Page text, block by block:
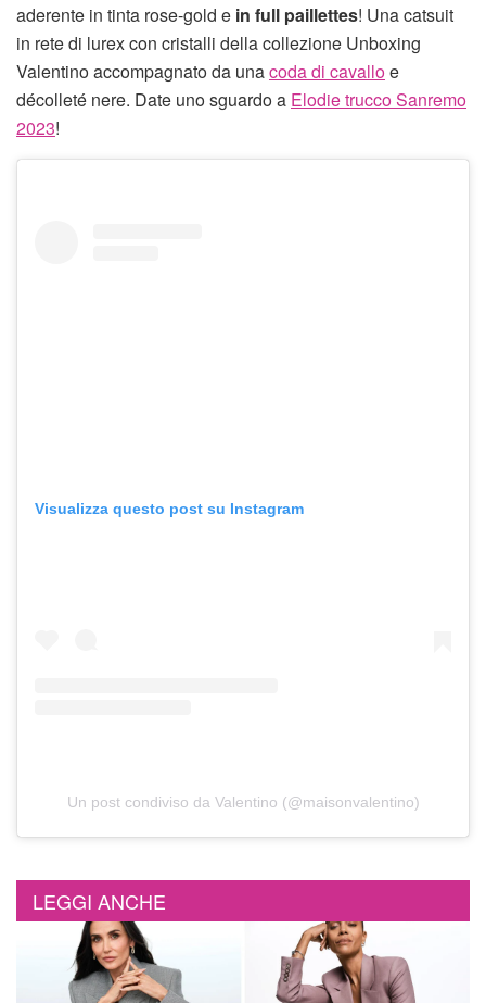
aderente in tinta rose-gold e in full paillettes! Una catsuit
in rete di lurex con cristalli della collezione Unboxing
Valentino accompagnato da unacoda di cavalloe
décolleté nere. Date uno sguardo a Elodie trucco Sanremo
2023!
Visualizza questo post su Instagram
Un post condiviso da Valentino (@maisonvalentino)
LEGGI ANCHE